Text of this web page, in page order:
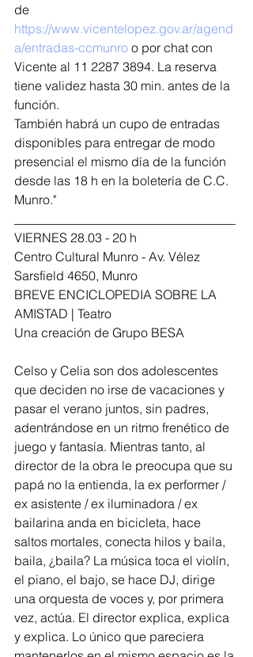
de
https://www.vicentelopez.gov.ar/agend
a/entradas-ccmunro o por chat con
Vicente al 11 2287 3894. La reserva
tiene validez hasta 30 min. antes de la
función.
También habrá un cupo de entradas
disponibles para entregar de modo
presencial el mismo día de la función
desde las 18 h en la boletería de C.C.
Munro."
VIERNES 28.03 - 20 h
Centro Cultural Munro - Av. Vélez
Sarsfield 4650, Munro
BREVE ENCICLOPEDIA SOBRE LA
AMISTAD | Teatro
Una creación de Grupo BESA
Celso y Celia son dos adolescentes
que deciden no irse de vacaciones y
pasar el verano juntos, sin padres,
adentrándose en un ritmo frenético de
juego y fantasía. Mientras tanto, al
director de la obra le preocupa que su
papá no la entienda, la ex performer /
ex asistente / ex iluminadora / ex
bailarina anda en bicicleta, hace
saltos mortales, conecta hilos y baila,
baila, ¿baila? La música toca el violín,
el piano, el bajo, se hace DJ, dirige
una orquesta de voces y, por primera
vez, actúa. El director explica, explica
y explica. Lo único que pareciera